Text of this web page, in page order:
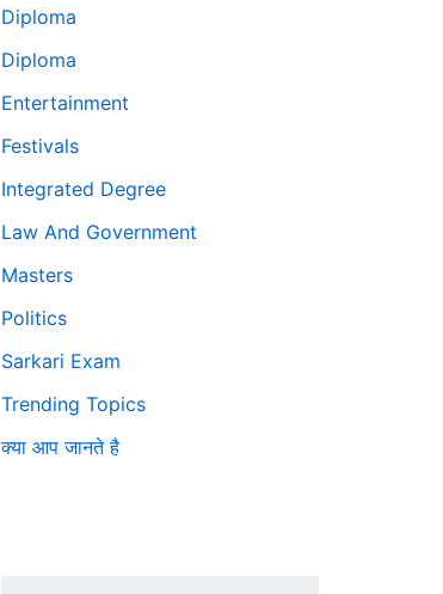
Diploma
Diploma
Entertainment
Festivals
Integrated Degree
Law And Government
Masters
Politics
Sarkari Exam
Trending Topics
क्या आप जानते है